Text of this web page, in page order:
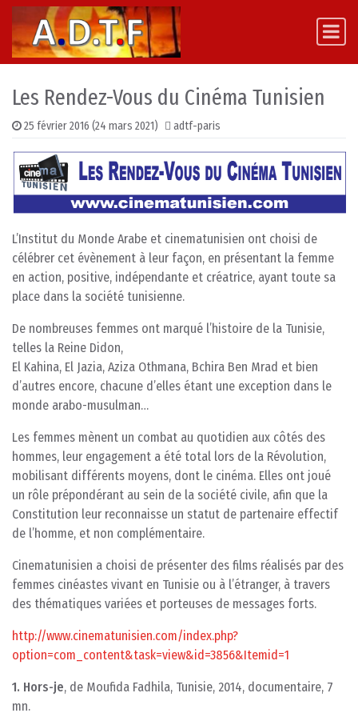
Skip to content
Main Navigation
Les Rendez-Vous du Cinéma Tunisien
25 février 2016 (24 mars 2021) adtf-paris
L’Institut du Monde Arabe et cinematunisien ont choisi de
célébrer cet évènement à leur façon, en présentant la femme
en action, positive, indépendante et créatrice, ayant toute sa
place dans la société tunisienne.
De nombreuses femmes ont marqué l’histoire de la Tunisie,
telles la Reine Didon,
El Kahina, El Jazia, Aziza Othmana, Bchira Ben Mrad et bien
d’autres encore, chacune d’elles étant une exception dans le
monde arabo-musulman…
Les femmes mènent un combat au quotidien aux côtés des
hommes, leur engagement a été total lors de la Révolution,
mobilisant différents moyens, dont le cinéma. Elles ont joué
un rôle prépondérant au sein de la société civile, afin que la
Constitution leur reconnaisse un statut de partenaire effectif
de l’homme, et non complémentaire.
Cinematunisien a choisi de présenter des films réalisés par des
femmes cinéastes vivant en Tunisie ou à l’étranger, à travers
des thématiques variées et porteuses de messages forts.
http://www.cinematunisien.com/index.php?
option=com_content&task=view&id=3856&Itemid=1
1. Hors-je, de Moufida Fadhila, Tunisie, 2014, documentaire, 7
mn.